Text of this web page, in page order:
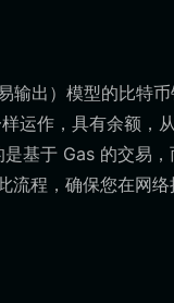
输出）模型的比特
运作，具有余额，
基于 Gas 的交易，
流程，确保您在网络